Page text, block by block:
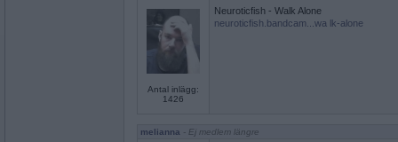
Antal inlägg:
1426
Neuroticfish - Walk Alone
neuroticfish.bandcam...wa lk-alone
melianna - Ej medlem längre